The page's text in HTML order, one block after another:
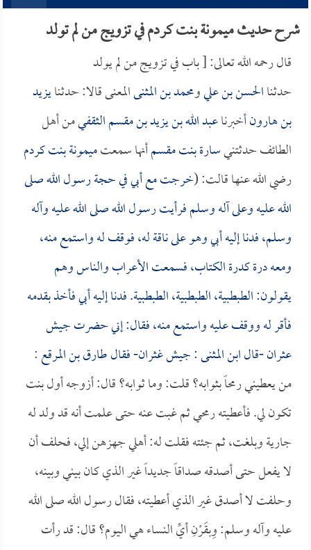
شرح حديث ميمونة بنت كردم في تزويج من لم تولد
قال رحمه الله تعالى: [ باب في تزويج من لم يولد
حدثناالحسن بن عليومحمد بن المثنىالمعنى قالا: حدثنايزيد
بن هارونأخبرناعبد الله بن يزيد بن مقسم الثقفيمن أهل
الطائف حدثتنيسارة بنت مقسمأنها سمعتميمونة بنت كردم
رضي الله عنها قالت: (خرجت مع أبي في حجة رسول الله صلى
الله عليه وعلى آله وسلم فرأيت رسول الله صلى الله عليه وآله
وسلم، فدنا إليه أبي وهو على ناقة له، فوقف له واستمع منه،
ومعه درة كدرة الكتاب، فسمعت الأعراب والناس وهم
يقولون: الطبطبية، الطبطبية، الطبطبية. فدنا إليه أبي فأخذ بقدمه
فأقر له ووقف عليه واستمع منه، فقال: إني حضرت جيش
عثران -قالابن المثنى: جيش غثران- فقالطارق بن المرقع:
من يعطيني رمحاً بثوابه؟ قلت: وما ثوابه؟ قال: أزوجه أول بنت
تكون لي. فأعطيته رمحي ثم غبت عنه حتى علمت أنه قد ولد له
جارية وبلغت، ثم جئته فقلت له: أهلي جهزهن إلي، فحلف أن
لا يفعل حتى أصدقه صداقاً جديداً غير الذي كان بيني وبينه،
وحلفت لا أصدق غير الذي أعطيته، فقال رسول الله صلى الله
عليه وآله وسلم: وِبقَرْنِ أيِّ النساء هي اليوم؟ قال: قد رأت